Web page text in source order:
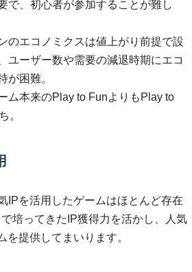
で、初心者が参加することが難し
のエコノミクスは値上がり前提で設
ユーザー数や需要の減退時期にエコ
が困難。
ム本来のPlay to FunよりもPlay to
。
IPを活用したゲームはほとんど存在
培ってきたIP獲得力を活かし、人気
を提供してまいります。